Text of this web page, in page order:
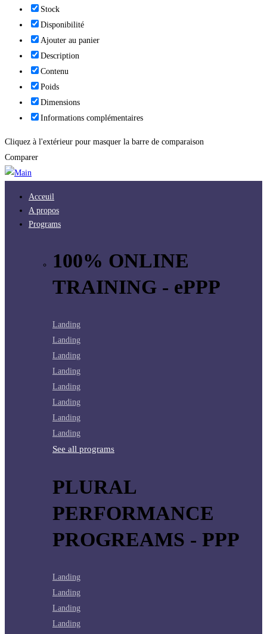
Stock
Disponibilité
Ajouter au panier
Description
Contenu
Poids
Dimensions
Informations complémentaires
Cliquez à l'extérieur pour masquer la barre de comparaison
Comparer
Acceuil
A propos
Programs
100% ONLINE
TRAINING - ePPP
Landing
Landing
Landing
Landing
Landing
Landing
Landing
Landing
See all programs
PLURAL
PERFORMANCE
PROGREAMS - PPP
Landing
Landing
Landing
Landing